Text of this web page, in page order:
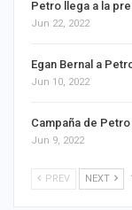
Petro llega a la
Jun 22, 2022
Egan Bernal a
Jun 10, 2022
Campaña de
Jun 9, 2022
PREV NEXT